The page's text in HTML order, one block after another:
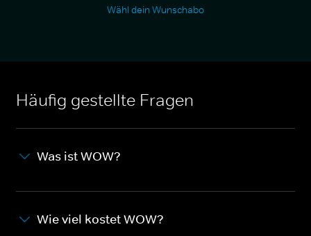
Wähl dein Wunschabo
Häufig gestellte Fragen
Was ist WOW?
Wie viel kostet WOW?